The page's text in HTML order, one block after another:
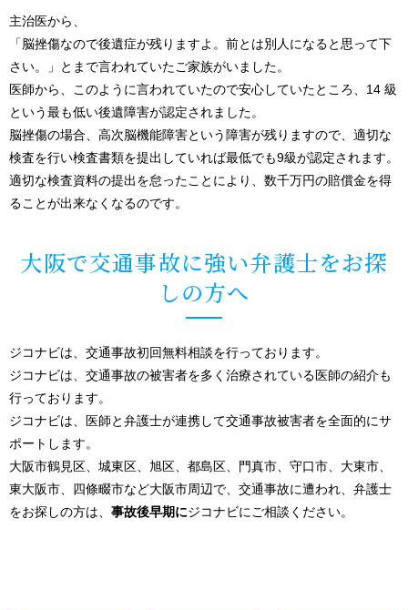
主治医から、
「脳挫傷なので後遺症が残りますよ。前とは別人になると思って下
さい。」とまで言われていたご家族がいました。
医師から、このように言われていたので安心していたところ、14 級
という最も低い後遺障害が認定されました。
脳挫傷の場合、高次脳機能障害という障害が残りますので、適切な
検査を行い検査書類を提出していれば最低でも9級が認定されます。
適切な検査資料の提出を怠ったことにより、数千万円の賠償金を得
ることが出来なくなるのです。
大阪で交通事故に強い弁護士をお探
しの方へ
ジコナビは、交通事故初回無料相談を行っております。
ジコナビは、交通事故の被害者を多く治療されている医師の紹介も
行っております。
ジコナビは、医師と弁護士が連携して交通事故被害者を全面的にサ
ポートします。
大阪市鶴見区、城東区、旭区、都島区、門真市、守口市、大東市、
東大阪市、四條畷市など大阪市周辺で、交通事故に遭われ、弁護士
をお探しの方は、 事故後早期にジコナビにご相談ください。